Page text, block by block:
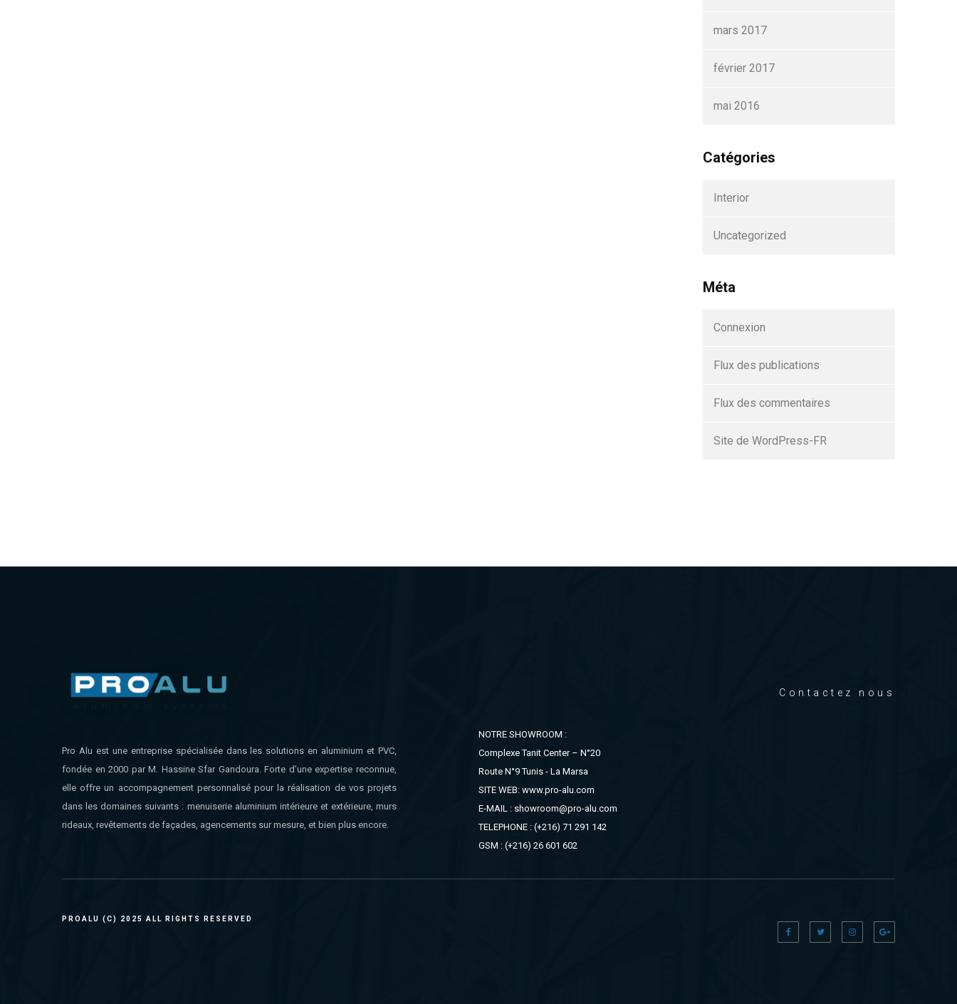
mars 2017
février 2017
mai 2016
Catégories
Interior
Uncategorized
Méta
Connexion
Flux des publications
Flux des commentaires
Site de WordPress-FR
Pro Alu est une entreprise spécialisée dans les solutions en aluminium et PVC,
fondée en 2000 par M. Hassine Sfar Gandoura. Forte d’une expertise reconnue,
elle offre un accompagnement personnalisé pour la réalisation de vos projets
dans les domaines suivants : menuiserie aluminium intérieure et extérieure, murs
rideaux, revêtements de façades, agencements sur mesure, et bien plus encore.
Contactez nous
NOTRE SHOWROOM :
Complexe Tanit Center – N°20
Route N°9 Tunis - La Marsa
SITE WEB: www.pro-alu.com
E-MAIL : showroom@pro-alu.com
TELEPHONE : (+216) 71 291 142
GSM : (+216) 26 601 602
PROALU (C) 2025 ALL RIGHTS RESERVED